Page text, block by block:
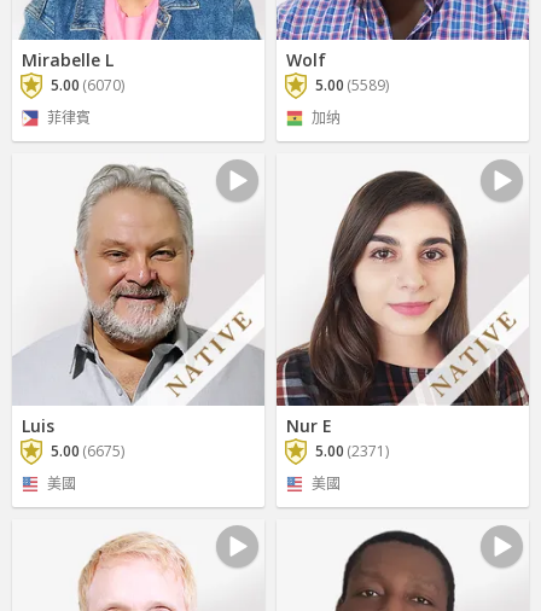
Mirabelle L
5.00 (6070)
菲律賓
Wolf
5.00 (5589)
加纳
Luis
5.00 (6675)
美國
Nur E
5.00 (2371)
美國